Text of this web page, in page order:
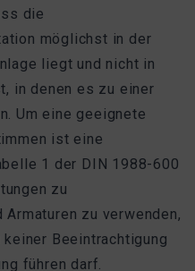
die
möglichst in der
liegt und nicht in
in denen es zu einer
Um eine geeignete
ist eine
1 der DIN 1988-600
zu
zu verwenden,
Beeintrachtigung
führen darf.